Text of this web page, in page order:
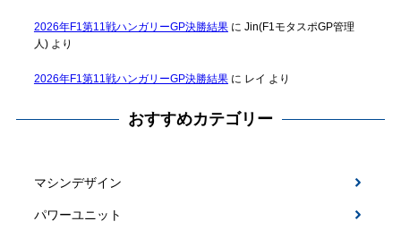
2026年F1第11戦ハンガリーGP決勝結果に Jin(F1モタスポGP管理
人)より
2026年F1第11戦ハンガリーGP決勝結果に レイ より
おすすめカテゴリー
マシンデザイン
パワーユニット